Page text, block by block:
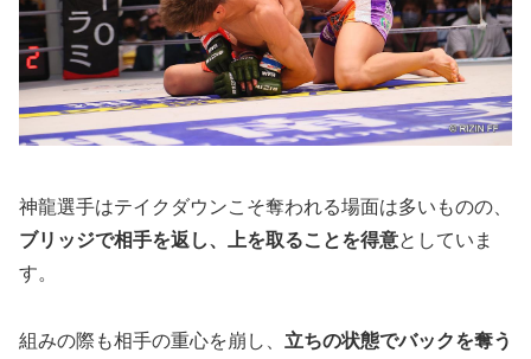
神龍選手はテイクダウンこそ奪われる場面は多いものの、
ブリッジで相手を返し、上を取ることを得意としていま
す。
組みの際も相手の重心を崩し、 立ちの状態でバックを奪う